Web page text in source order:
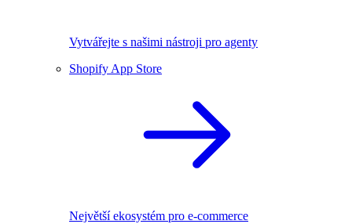
Vytvářejte s našimi nástroji pro agenty
Shopify App Store
Největší ekosystém pro e-commerce